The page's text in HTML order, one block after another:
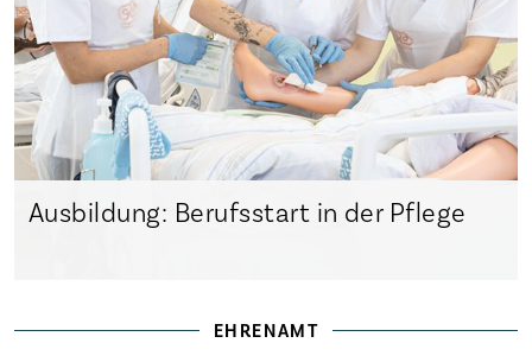
Ausbildung: Berufsstart in der Pflege
EHRENAMT